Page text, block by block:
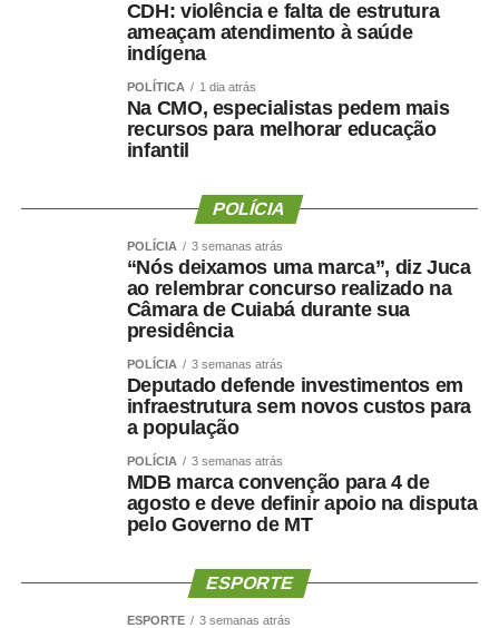
ambiente”, explicou. De acordo com a magistrada, o
envolvimento das instituições parceiras fortalece a
mensagem, permitindo que os alunos levem o
aprendizado para outros espaços de convivência, como a
família e o círculo de amigos.
Entre os parceiros da iniciativa está a Comissão de
Seccional Mato Grosso (OAB/MT). Para o vice-presidente
da comissão, Gustavo Tomazeti Carrara, o projeto
representa uma oportunidade de difundir valores
ambientais desde a infância. “É muito gratificante poder
participar de um projeto dessa magnitude. A OAB se
semente do bem, essa corrente do bem, em um estado
tão importante como Mato Grosso, que possui três
biomas. Nada é mais importante do que semear a
Outro parceiro é o Sistema Famato/Senar-MT, que
apresentou às crianças a relação entre produção rural e
Serviço Nacional de Aprendizagem Rural de Mato Grosso
(Senar Mato Grosso – Sistema Famato), Milvia Lopes de
CDH: violência e falta de estrutura
ameaçam atendimento à saúde
indígena
POLÍTICA 1 dia atrás
Na CMO, especialistas pedem mais
recursos para melhorar educação
infantil
POLÍCIA
POLÍCIA 3 semanas atrás
“Nós deixamos uma marca”, diz Juca
ao relembrar concurso realizado na
Câmara de Cuiabá durante sua
presidência
POLÍCIA 3 semanas atrás
Deputado defende investimentos em
infraestrutura sem novos custos para
a população
POLÍCIA 3 semanas atrás
MDB marca convenção para 4 de
agosto e deve definir apoio na disputa
pelo Governo de MT
ESPORTE
ESPORTE 3 semanas atrás